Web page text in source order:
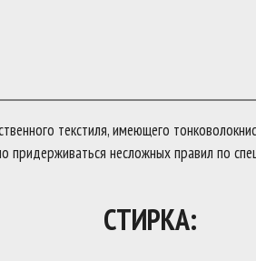
текстиля, имеющего
несложных правил по
СТИРКА: